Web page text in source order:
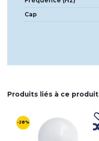
Cap
Produits liés à ce produit
-28%